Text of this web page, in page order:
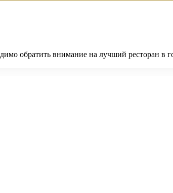
обратить внимание на лучший ресторан в